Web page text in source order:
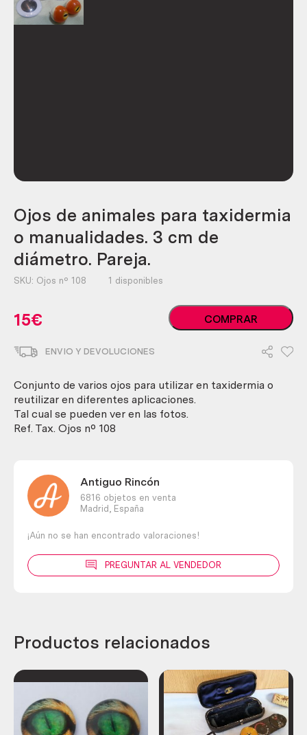
Ojos de animales para taxidermia
o manualidades. 3 cm de
diámetro. Pareja.
SKU: Ojos nº 108 1 disponibles
15€
Ojos
de
o
manualidades.
3
COMPRAR
ENVIO Y DEVOLUCIONES
Conjunto de varios ojos para utilizar en taxidermia o
reutilizar en diferentes aplicaciones.
Tal cual se pueden ver en las fotos.
Ref. Tax. Ojos nº 108
Antiguo Rincón
6816 objetos en venta
Madrid,
España
¡Aún no se han encontrado valoraciones!
PREGUNTAR AL VENDEDOR
Productos relacionados